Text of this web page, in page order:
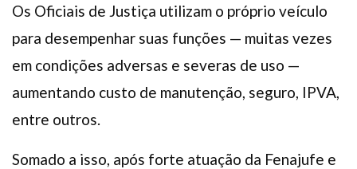
Os Oficiais de Justiça utilizam o próprio veículo
para desempenhar suas funções — muitas vezes
em condições adversas e severas de uso —
aumentando custo de manutenção, seguro, IPVA,
entre outros.
Somado a isso, após forte atuação da Fenajufe e